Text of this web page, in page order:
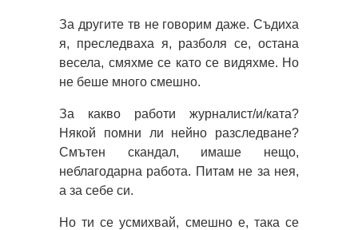
За другите тв не говорим даже. Съдиха
я, преследваха я, разболя се, остана
весела, смяхме се като се видяхме. Но
не беше много смешно.
За какво работи журналист/и/ката?
Някой помни ли нейно разследване?
Смътен скандал, имаше нещо,
неблагодарна работа. Питам не за нея,
а за себе си.
Но ти се усмихвай, смешно е, така се